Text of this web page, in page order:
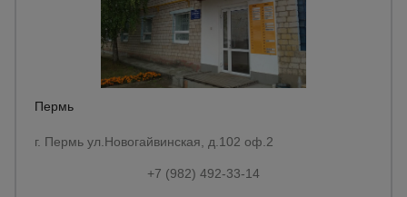
Пермь
г. Пермь ул.Новогайвинская, д.102 оф.2
+7 (982) 492-33-14